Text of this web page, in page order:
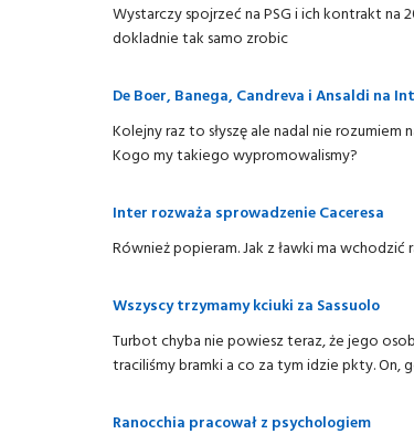
Wystarczy spojrzeć na PSG i ich kontrakt
dokladnie tak samo zrobic
De Boer, Banega, Candreva i Ansaldi na
Kolejny raz to słyszę ale nadal nie
Kogo my takiego wypromowalismy?
Inter rozważa sprowadzenie Caceresa
Również popieram. Jak z ławki ma wchodzić
Wszyscy trzymamy kciuki za Sassuolo
Turbot chyba nie powiesz teraz, że jego
traciliśmy bramki a co za tym idzie pkty. On,
Ranocchia pracował z psychologiem